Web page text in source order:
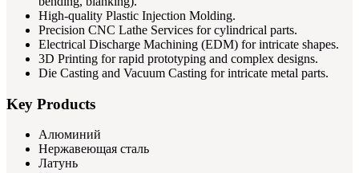
High-quality Plastic Injection Molding.
Precision CNC Lathe Services for cylindrical parts.
Electrical Discharge Machining (EDM) for intricate shapes.
3D Printing for rapid prototyping and complex designs.
Die Casting and Vacuum Casting for intricate metal parts.
Key Products
Алюминий
Нержавеющая сталь
Латунь